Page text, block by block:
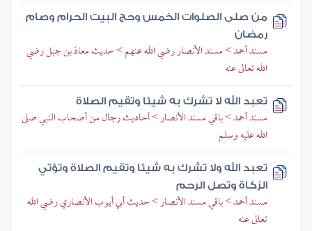
من صلى الصلوات الخمس وحج البيت الحرام وصام
رمضان
مسند أحمد > مسند الأنصار رضي الله عنهم > حديث معاذ بن جبل رضي
الله تعالى عنه
تعبد الله لا تشرك به شيئا وتقيم الصلاة
مسند أحمد > باقي مسند الأنصار > أحاديث رجال من أصحاب النبي صلى
الله عليه وسلم
تعبد الله ولا تشرك به شيئا وتقيم الصلاة وتؤتي
الزكاة وتصل الرحم
مسند أحمد > باقي مسند الأنصار > حديث أبي أيوب الأنصاري رضي الله
تعالى عنه